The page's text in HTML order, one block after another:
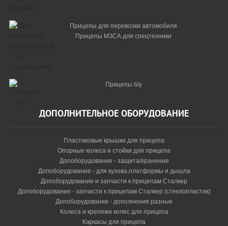
Прицепы для перевозки автомобиля
Прицепы МЗСА для спецтехники
Прицепы б/у
ДОПОЛНИТЕЛЬНОЕ ОБОРУДОВАНИЕ
Пластиковые крышки для прицепа
Опорные колеса и стойки для прицепа
Допоборудование - защита/хранение
Допоборудование - для кузова,платформы и дышла
Допоборудование и запчасти к прицепам Сталкер
Допоборудование - запчасти к прицепам Сталкер (стеклопластик)
Допоборудование - дополнения разные
Колеса и крепежи колес для прицепа
Каркасы для прицепа